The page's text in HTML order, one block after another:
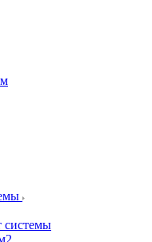
системы